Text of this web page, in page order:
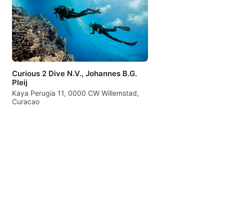
Curious 2 Dive N.V., Johannes B.G.
Pleij
Kaya Perugia 11, 0000 CW Willemstad,
Curacao